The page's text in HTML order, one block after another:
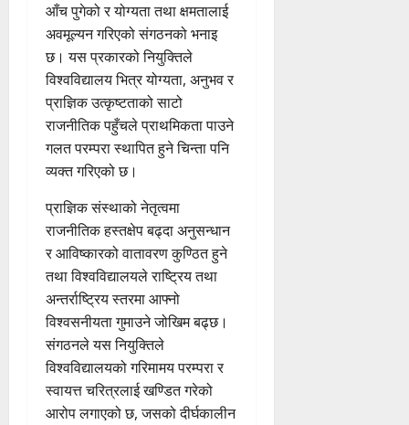
आँच पुगेको र योग्यता तथा क्षमतालाई
अवमूल्यन गरिएको संगठनको भनाइ
छ। यस प्रकारको नियुक्तिले
विश्वविद्यालय भित्र योग्यता, अनुभव र
प्राज्ञिक उत्कृष्टताको साटो
राजनीतिक पहुँचले प्राथमिकता पाउने
गलत परम्परा स्थापित हुने चिन्ता पनि
व्यक्त गरिएको छ।
प्राज्ञिक संस्थाको नेतृत्वमा
राजनीतिक हस्तक्षेप बढ्दा अनुसन्धान
र आविष्कारको वातावरण कुण्ठित हुने
तथा विश्वविद्यालयले राष्ट्रिय तथा
अन्तर्राष्ट्रिय स्तरमा आफ्नो
विश्वसनीयता गुमाउने जोखिम बढ्छ।
संगठनले यस नियुक्तिले
विश्वविद्यालयको गरिमामय परम्परा र
स्वायत्त चरित्रलाई खण्डित गरेको
आरोप लगाएको छ, जसको दीर्घकालीन